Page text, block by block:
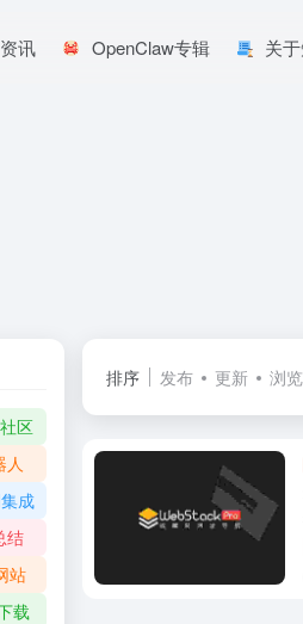
讯 OpenClaw专辑 关
排序 发布 更新 浏览
区
人
成
结
站
载